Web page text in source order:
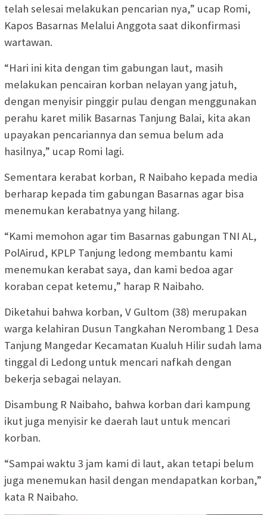
telah selesai melakukan pencarian nya,” ucap Romi,
Kapos Basarnas Melalui Anggota saat dikonfirmasi
wartawan.
“Hari ini kita dengan tim gabungan laut, masih
melakukan pencairan korban nelayan yang jatuh,
dengan menyisir pinggir pulau dengan menggunakan
perahu karet milik Basarnas Tanjung Balai, kita akan
upayakan pencariannya dan semua belum ada
hasilnya,” ucap Romi lagi.
Sementara kerabat korban, R Naibaho kepada media
berharap kepada tim gabungan Basarnas agar bisa
menemukan kerabatnya yang hilang.
“Kami memohon agar tim Basarnas gabungan TNI AL,
PolAirud, KPLP Tanjung ledong membantu kami
menemukan kerabat saya, dan kami bedoa agar
koraban cepat ketemu,” harap R Naibaho.
Diketahui bahwa korban, V Gultom (38) merupakan
warga kelahiran Dusun Tangkahan Nerombang 1 Desa
Tanjung Mangedar Kecamatan Kualuh Hilir sudah lama
tinggal di Ledong untuk mencari nafkah dengan
bekerja sebagai nelayan.
Disambung R Naibaho, bahwa korban dari kampung
ikut juga menyisir ke daerah laut untuk mencari
korban.
“Sampai waktu 3 jam kami di laut, akan tetapi belum
juga menemukan hasil dengan mendapatkan korban,”
kata R Naibaho.